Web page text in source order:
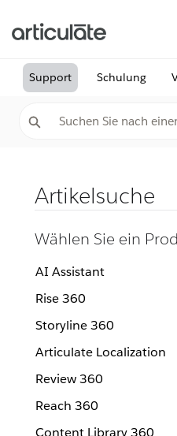
Support Schulung
Artikelsuche
Wählen Sie ein
AI Assistant
Rise 360
Storyline 360
Articulate Localization
Review 360
Reach 360
Content Library 360